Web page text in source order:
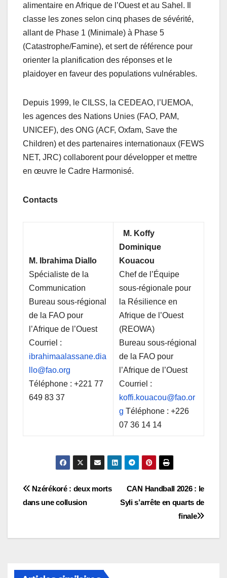
alimentaire en Afrique de l’Ouest et au Sahel. Il
classe les zones selon cinq phases de sévérité,
allant de Phase 1 (Minimale) à Phase 5
(Catastrophe/Famine), et sert de référence pour
orienter la planification des réponses et le
plaidoyer en faveur des populations vulnérables.
Depuis 1999, le CILSS, la CEDEAO, l’UEMOA,
les agences des Nations Unies (FAO, PAM,
UNICEF), des ONG (ACF, Oxfam, Save the
Children) et des partenaires internationaux (FEWS
NET, JRC) collaborent pour développer et mettre
en œuvre le Cadre Harmonisé.
Contacts
M. Ibrahima Diallo
Spécialiste de la
Communication
Bureau sous-régional
de la FAO pour
l’Afrique de l’Ouest
Courriel :
ibrahimaalassane.dia
llo@fao.org
Téléphone : +221 77
649 83 37
M. Koffy
Dominique
Kouacou
Chef de l’Équipe
sous-régionale pour
la Résilience en
Afrique de l’Ouest
(REOWA)
Bureau sous-régional
de la FAO pour
l’Afrique de l’Ouest
Courriel :
koffi.kouacou@fao.or
g Téléphone : +226
07 36 14 14
Navigation
l’article
CAN Handball 2026 : le
Syli s’arrête en quarts de
finale
Nzérékoré : deux morts
dans une collusion